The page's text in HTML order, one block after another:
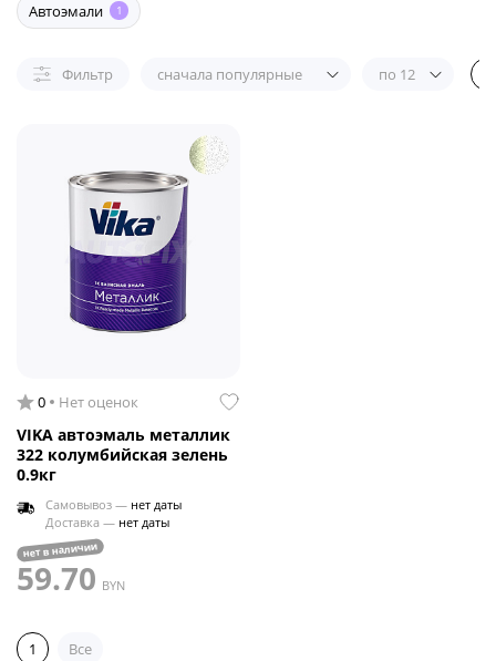
Автоэмали 1
Фильтр сначала популярные по 12
0 Нет оценок
VIKA автоэмаль металлик
322 колумбийская зелень
0.9кг
Самовывоз — нет даты
Доставка — нет даты
нет в наличии
59.70 BYN
1 Все